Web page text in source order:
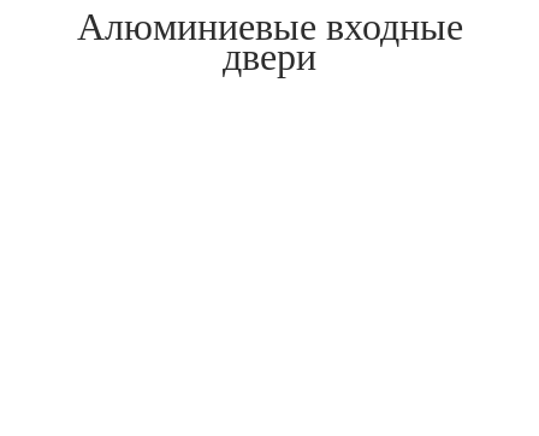
Алюминиевые входные
двери